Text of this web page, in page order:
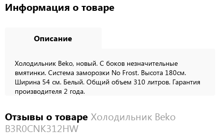
Информация о товаре
Описание
Xолодильник Beko, новый. С боков незначительные
вмятинки. Система заморозки No Frost. Высота 180см.
Ширина 54 см. Белый. Общий объем 310 литров. Гарантия
производителя 2 года.
Отзывы о товаре Холодильник Beko
B3R0CNK312HW